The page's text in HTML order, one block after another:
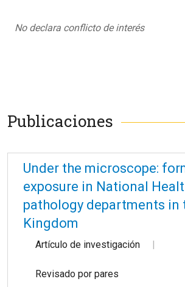
No declara conflicto de interés
Publicaciones
Under the microscope:
exposure in National
pathology departments in
Kingdom
Artículo de investigación
Revisado por pares